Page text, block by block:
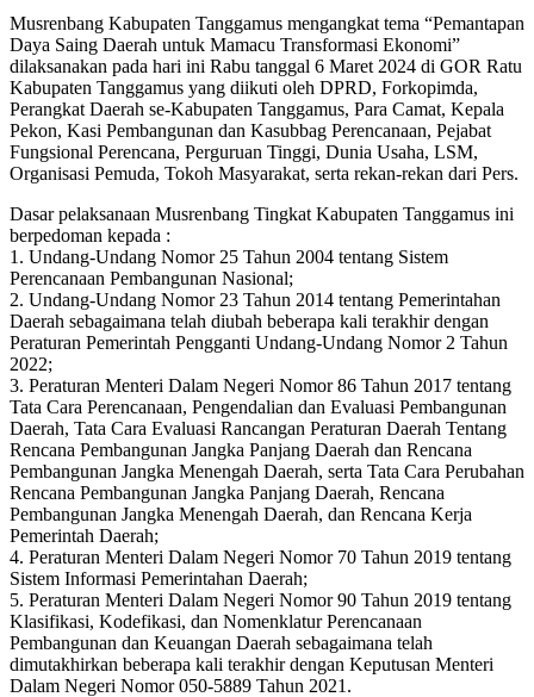
Musrenbang Kabupaten Tanggamus mengangkat tema “Pemantapan
Daya Saing Daerah untuk Mamacu Transformasi Ekonomi”
dilaksanakan pada hari ini Rabu tanggal 6 Maret 2024 di GOR Ratu
Kabupaten Tanggamus yang diikuti oleh DPRD, Forkopimda,
Perangkat Daerah se-Kabupaten Tanggamus, Para Camat, Kepala
Pekon, Kasi Pembangunan dan Kasubbag Perencanaan, Pejabat
Fungsional Perencana, Perguruan Tinggi, Dunia Usaha, LSM,
Organisasi Pemuda, Tokoh Masyarakat, serta rekan-rekan dari Pers.
Dasar pelaksanaan Musrenbang Tingkat Kabupaten Tanggamus ini
berpedoman kepada :
1. Undang-Undang Nomor 25 Tahun 2004 tentang Sistem
Perencanaan Pembangunan Nasional;
2. Undang-Undang Nomor 23 Tahun 2014 tentang Pemerintahan
Daerah sebagaimana telah diubah beberapa kali terakhir dengan
Peraturan Pemerintah Pengganti Undang-Undang Nomor 2 Tahun
2022;
3. Peraturan Menteri Dalam Negeri Nomor 86 Tahun 2017 tentang
Tata Cara Perencanaan, Pengendalian dan Evaluasi Pembangunan
Daerah, Tata Cara Evaluasi Rancangan Peraturan Daerah Tentang
Rencana Pembangunan Jangka Panjang Daerah dan Rencana
Pembangunan Jangka Menengah Daerah, serta Tata Cara Perubahan
Rencana Pembangunan Jangka Panjang Daerah, Rencana
Pembangunan Jangka Menengah Daerah, dan Rencana Kerja
Pemerintah Daerah;
4. Peraturan Menteri Dalam Negeri Nomor 70 Tahun 2019 tentang
Sistem Informasi Pemerintahan Daerah;
5. Peraturan Menteri Dalam Negeri Nomor 90 Tahun 2019 tentang
Klasifikasi, Kodefikasi, dan Nomenklatur Perencanaan
Pembangunan dan Keuangan Daerah sebagaimana telah
dimutakhirkan beberapa kali terakhir dengan Keputusan Menteri
Dalam Negeri Nomor 050-5889 Tahun 2021.